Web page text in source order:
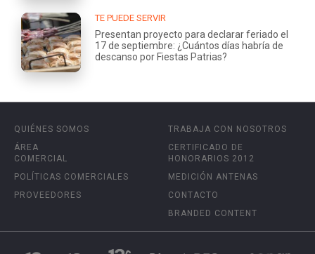
TE PUEDE SERVIR
Presentan proyecto para declarar feriado el
17 de septiembre: ¿Cuántos días habría de
descanso por Fiestas Patrias?
QUIÉNES SOMOS
ÁREA
COMERCIAL
POLÍTICAS COMERCIALES
PROVEEDORES
TRABAJA CON NOSOTROS
CERTIFICADO DE
HONORARIOS 2012
MEDICIÓN ANTENAS
CONTACTO
BRANDED CONTENT